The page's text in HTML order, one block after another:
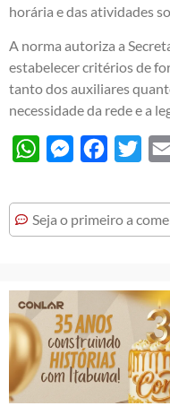
horária e das atividades
A norma autoriza a
estabelecer critérios de
tanto dos auxiliares
necessidade da rede e a
WhatsAppMessengerFacebook
Seja o primeiro a